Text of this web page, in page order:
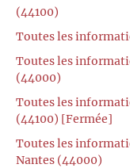
(44100)
Toutes les
Toutes les
(44000)
Toutes les
(44100) [Fermée]
Toutes les
Nantes (44000)